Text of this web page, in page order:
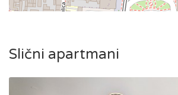
Slični apartmani